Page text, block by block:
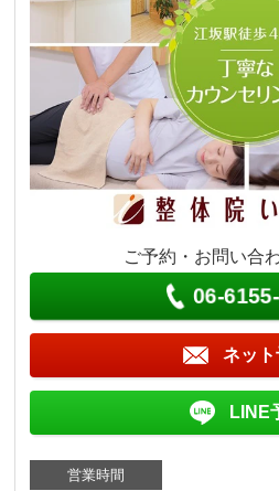
ご予約・お問い合
06-
ネッ
LINE
営業時間